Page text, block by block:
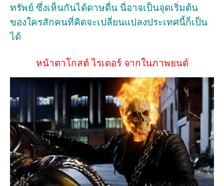
ทรัพย์ ซึ่งเห็นกันได้ดาษดื่น นี่อาจเป็นจุดเริ่มต้น
ของใครสักคนที่คิดจะเปลี่ยนแปลงประเทศนี้ก็เป็น
ได้
หน้าตาโกสต์ ไรเดอร์ จากในภาพยนต์